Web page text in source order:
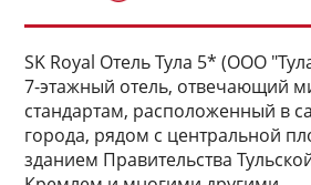
SK Royal Отель Тула 5* (ООО
7-этажный отель, отвечающий
стандартам, расположенный в
города, рядом с центральной
зданием Правительства